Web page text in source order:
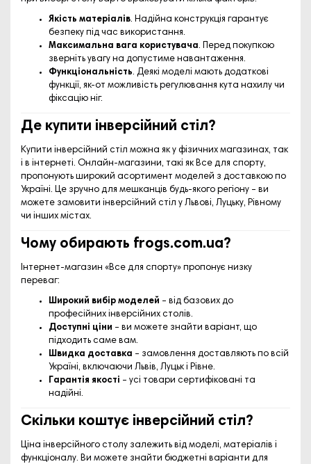
Якість матеріалів. Надійна конструкція гарантує
безпеку під час використання.
Максимальна вага користувача. Перед покупкою
зверніть увагу на допустиме навантаження.
Функціональність. Деякі моделі мають додаткові
функції, як-от можливість регулювання кута нахилу чи
фіксацію ніг.
Де купити інверсійний стіл?
Купити інверсійний стіл можна як у фізичних магазинах, так
і в інтернеті. Онлайн-магазини, такі як Все для спорту,
пропонують широкий асортимент моделей з доставкою по
Україні. Це зручно для мешканців будь-якого регіону – ви
можете замовити інверсійний стіл у Львові, Луцьку, Рівному
чи інших містах.
Чому обирають frogs.com.ua?
Інтернет-магазин «Все для спорту» пропонує низку
переваг:
Широкий вибір моделей – від базових до
професійних інверсійних столів.
Доступні ціни – ви можете знайти варіант, що
підходить саме вам.
Швидка доставка – замовлення доставляють по всій
Україні, включаючи Львів, Луцьк і Рівне.
Гарантія якості – усі товари сертифіковані та
надійні.
Скільки коштує інверсійний стіл?
Ціна інверсійного столу залежить від моделі, матеріалів і
функціоналу. Ви можете знайти бюджетні варіанти для